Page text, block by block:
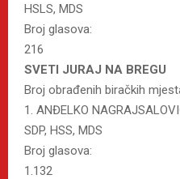
HSLS, MDS
Broj glasova:
216
SVETI JURAJ NA BREGU
Broj obrađenih biračkih
1. ANĐELKO
SDP, HSS, MDS
Broj glasova:
1.132